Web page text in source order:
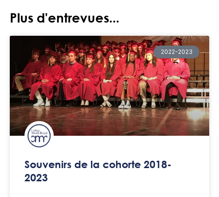
Plus d'entrevues...
2022-2023
Souvenirs de la cohorte 2018-
2023